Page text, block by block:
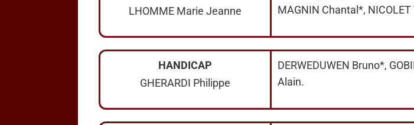
LHOMME Marie Jeanne
MAGNIN Chantal*,
HANDICAP
GHERARDI Philippe
DERWEDUWEN Bruno*,
Alain.